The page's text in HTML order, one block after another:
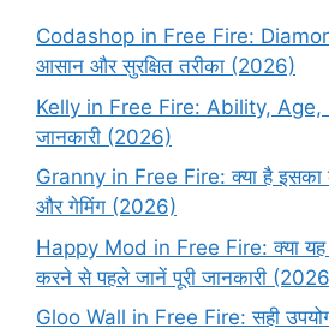
Codashop in Free Fire:
आसान और सुरक्षित तरीका (2026)
Kelly in Free Fire: Ability, Age,
जानकारी (2026)
Granny in Free Fire: क्या है इसका
और गेमिंग (2026)
Happy Mod in Free Fire: क्या यह
करने से पहले जानें पूरी जानकारी
Gloo Wall in Free Fire: सही